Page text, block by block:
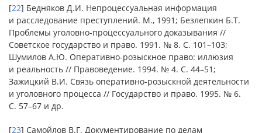
[22] Бедняков Д.И. Непроцессуальная информация
и расследование преступлений. М., 1991; Безлепкин Б.Т.
Проблемы уголовно-процессуального доказывания //
Советское государство и право. 1991. № 8. С. 101–103;
Шумилов А.Ю. Оперативно-розыскное право: иллюзия
и реальность // Правоведение. 1994. № 4. С. 44–51;
Зажицкий В.И. Связь оперативно-розыскной деятельности
и уголовного процесса // Государство и право. 1995. № 6.
С. 57–67 и др.
[23] Самойлов В.Г. Документирование по делам